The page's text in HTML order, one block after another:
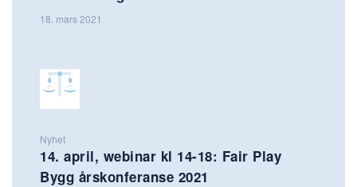
18. mars 2021
Nyhet
14. april, webinar kl 14-18: Fair Play
Bygg årskonferanse 2021